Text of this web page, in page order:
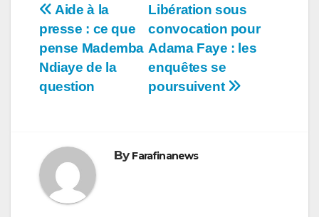
Navigation
de
l’article
Libération sous
convocation pour
Adama Faye : les
enquêtes se
poursuivent
Aide à la
presse : ce que
pense Mademba
Ndiaye de la
question
By Farafinanews